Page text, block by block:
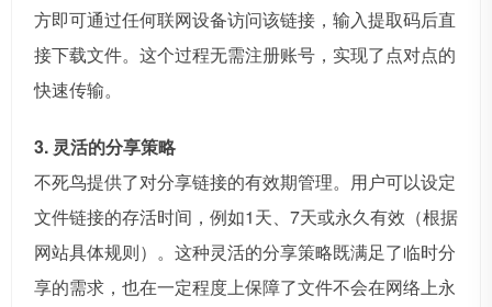
方即可通过任何联网设备访问该链接，输入提取码后直
接下载文件。这个过程无需注册账号，实现了点对点的
快速传输。
3. 灵活的分享策略
不死鸟提供了对分享链接的有效期管理。用户可以设定
文件链接的存活时间，例如1天、7天或永久有效（根据
网站具体规则）。这种灵活的分享策略既满足了临时分
享的需求，也在一定程度上保障了文件不会在网络上永